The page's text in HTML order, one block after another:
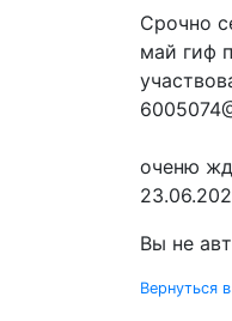
Срочно
май гиф
оченю
Вы не
Вернуться